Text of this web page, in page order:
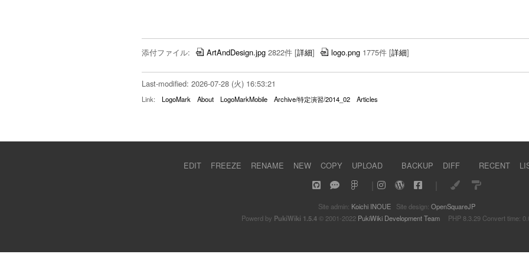
添付ファイル: ArtAndDesign.jpg 2822件 [詳細] logo.png 1775件 [詳細]
Last-modified: 2026-07-28 (火) 16:53:21
Link: LogoMark About LogoMarkMobile Archive/特定演習/2014_02 Articles
EDIT FREEZE RENAME NEW COPY UPLOAD BACKUP DIFF RECENT
Site admin: Koichi INOUE Site design: OpenSquareJP
Powerd by PukiWiki 1.5.4© 2001-2022 PukiWiki Development TeamPHP 8.3.29 Convert time: